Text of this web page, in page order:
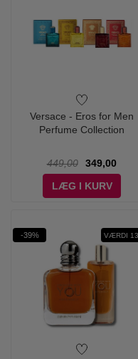
Versace - Eros for Men
Perfume Collection
449,00
349,00
LÆG I KURV
-39% VÆRDI